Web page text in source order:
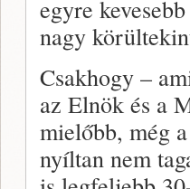
egyre
nagy
Csakhogy –
az Elnök és a
mielőbb, még
nyíltan nem